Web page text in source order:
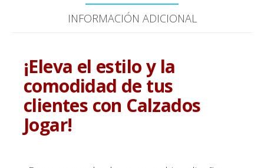
INFORMACIÓN ADICIONAL
¡Eleva el estilo y la
comodidad de tus
clientes con Calzados
Jogar!